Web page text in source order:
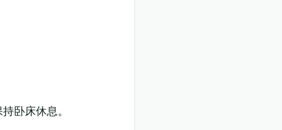
卧床休息。